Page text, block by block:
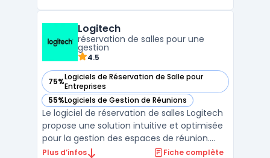
permet une réservation intuitive et
centralisée des salles ...
Logitech
réservation de salles pour une
gestion
4.5
75%Logiciels de Réservation de Salle pour
Entreprises
— voir Logitech dans cette catégorie
55%Logiciels de Gestion de Réunions
— voir Logitech dans cette catégorie
Le logiciel de réservation de salles Logitech
propose une solution intuitive et optimisée
pour la gestion des espaces de réunion.
Conçu pour répondre aux besoins des
Plus d’infos Fiche complète